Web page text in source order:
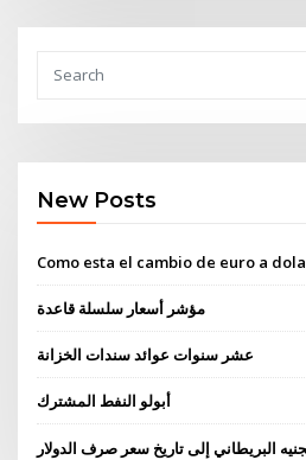
New Posts
Como esta el cambio de euro a
مؤشر أسعار سلسلة قاعدة
عشر سنوات عوائد سندات الخزانة
أبولو النفط المشترك
البريطاني إلى تاريخ سعر صرف الدولار